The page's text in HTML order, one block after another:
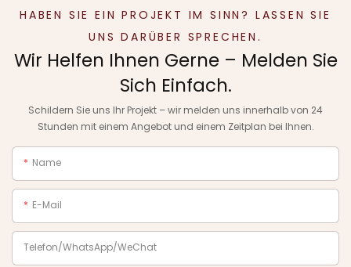
HABEN SIE EIN PROJEKT IM SINN? LASSEN SIE
UNS DARÜBER SPRECHEN.
Wir Helfen Ihnen Gerne – Melden Sie
Sich Einfach.
Schildern Sie uns Ihr Projekt – wir melden uns innerhalb von 24
Stunden mit einem Angebot und einem Zeitplan bei Ihnen.
Name
E-Mail
Telefon/WhatsApp/WeChat